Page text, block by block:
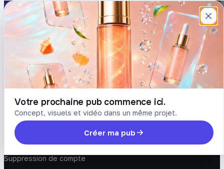
Votre prochaine pub commence ici.
Concept, visuels et vidéo dans un même projet.
Créer ma pub
Plateforme française de création de
contenu avec l’IA. Demandez, Roboto crée.
Prompts
Blog
Tarifs
COMPTE
Connexion
Créer un compte
Mot de passe oublié
LÉGAL
Conditions
Confidentialité
Suppression de compte